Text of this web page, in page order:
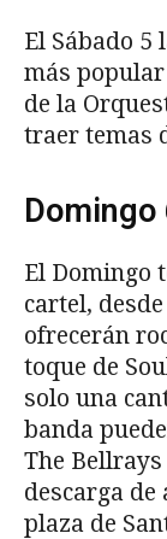
El Sábado 5
más
de la
traer temas
Domingo
El Domingo
cartel,
ofrecerán
toque de
solo una
banda
The
descarga
plaza de